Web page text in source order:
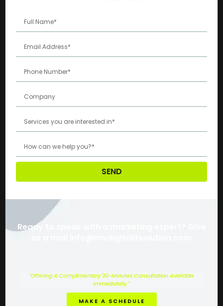
SEND
Ready to speak with a marketing expert? Give
"Offering A Complimentary 30-Minutes Consultation Available
Immediately."
MAKE A SCHEDULE